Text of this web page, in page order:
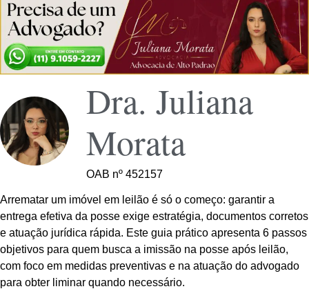
Dra. Juliana
Morata
OAB nº 452157
Arrematar um imóvel em leilão é só o começo: garantir a
entrega efetiva da posse exige estratégia, documentos corretos
e atuação jurídica rápida. Este guia prático apresenta 6 passos
objetivos para quem busca a imissão na posse após leilão,
com foco em medidas preventivas e na atuação do advogado
para obter liminar quando necessário.